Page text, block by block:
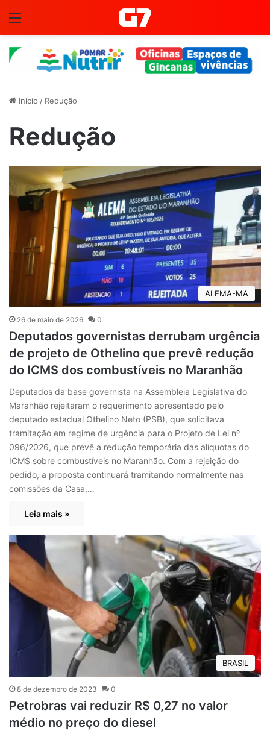
Início / Redução
Redução
ALEMA-MA
26 de maio de 2026 0
Deputados governistas derrubam urgência
de projeto de Othelino que prevê redução
do ICMS dos combustíveis no Maranhão
Deputados da base governista na Assembleia Legislativa do
Maranhão rejeitaram o requerimento apresentado pelo
deputado estadual Othelino Neto (PSB), que solicitava
tramitação em regime de urgência para o Projeto de Lei nº
096/2026, que prevê a redução temporária das alíquotas do
ICMS sobre combustíveis no Maranhão. Com a rejeição do
pedido, a proposta continuará tramitando normalmente nas
comissões da Casa,…
Leia mais »
BRASIL
8 de dezembro de 2023 0
Petrobras vai reduzir R$ 0,27 no valor
médio no preço do diesel